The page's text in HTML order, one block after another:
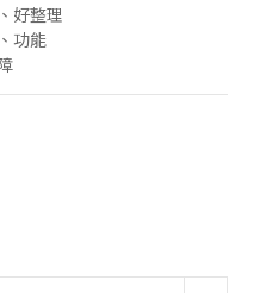
好整理
功能